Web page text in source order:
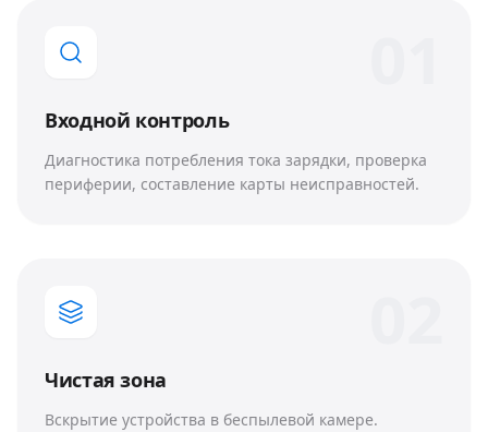
Входной контроль
Диагностика потребления тока зарядки, проверка
периферии, составление карты неисправностей.
Чистая зона
Вскрытие устройства в беспылевой камере.